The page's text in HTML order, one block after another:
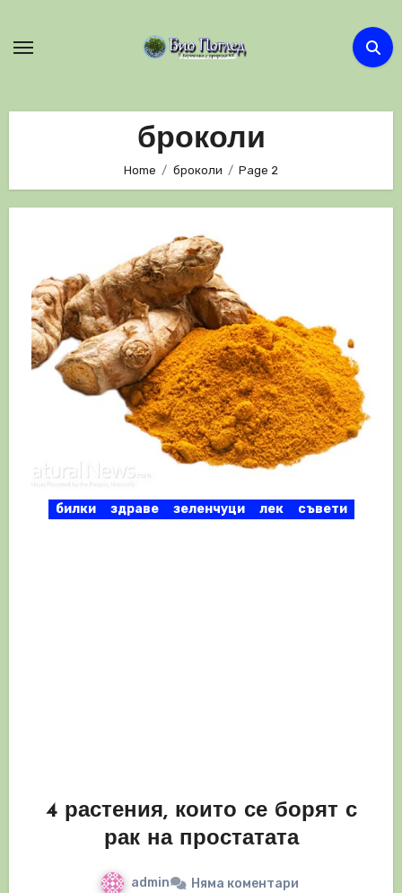
броколи
Home броколи Page 2
билки здраве зеленчуци лек съвети
4 растения, които се борят с
рак на простатата
admin Няма коментари